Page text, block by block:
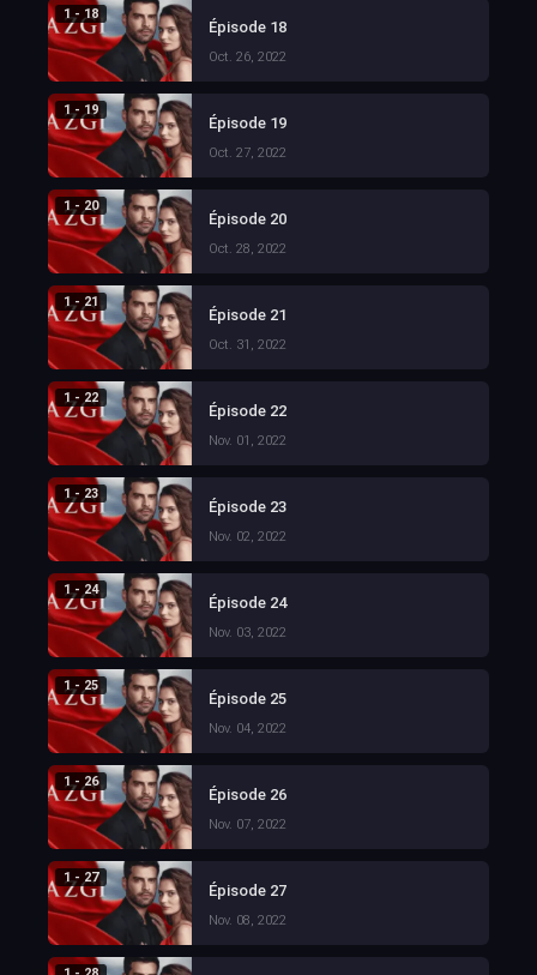
1 - 18
Épisode 18
Oct. 26, 2022
1 - 19
Épisode 19
Oct. 27, 2022
1 - 20
Épisode 20
Oct. 28, 2022
1 - 21
Épisode 21
Oct. 31, 2022
1 - 22
Épisode 22
Nov. 01, 2022
1 - 23
Épisode 23
Nov. 02, 2022
1 - 24
Épisode 24
Nov. 03, 2022
1 - 25
Épisode 25
Nov. 04, 2022
1 - 26
Épisode 26
Nov. 07, 2022
1 - 27
Épisode 27
Nov. 08, 2022